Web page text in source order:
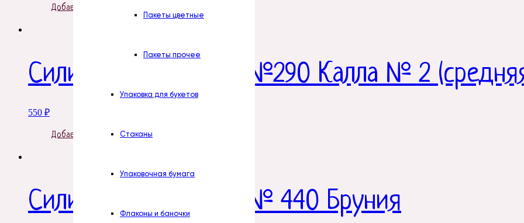
Пакеты цветные
Пакеты прочее
Упаковка для букетов
Стаканы
Упаковочная бумага
Флаконы и баночки
Добавить в корзину
Силиконовая форма №290 Калла № 2
550 ₽
Добавить в корзину
Силиконовая форма № 440 Бруния